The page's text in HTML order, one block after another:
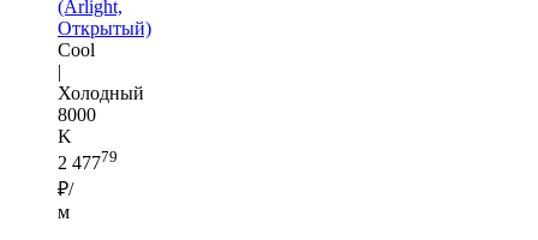
(Arlight,
Открытый)
Cool
|
Холодный
8000
K
2 47779
₽/
м